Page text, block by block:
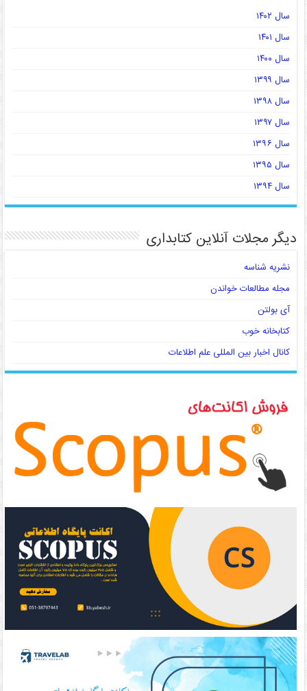
سال ۱۴۰۲
سال ۱۴۰۱
سال ۱۴۰۰
سال ۱۳۹۹
سال ۱۳۹۸
سال ۱۳۹۷
سال ۱۳۹۶
سال ۱۳۹۵
سال ۱۳۹۴
دیگر مجلات آنلاین کتابداری
نشریه شناسه
مجله مطالعات خواندن
آی بولتن
کتابخانه خوب
کانال اخبار بین المللی علم اطلاعات